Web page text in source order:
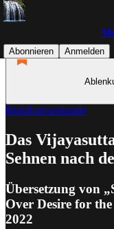
Abonnieren
Anmelden
Buddhismuskunde
Das
Sehnen nach
Übersetzung von
Over Desire for
2022